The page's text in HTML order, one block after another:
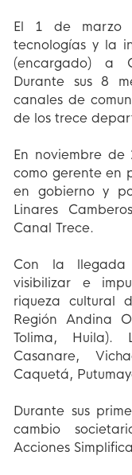
El 1 de marzo
tecnologías y la
(encargado) a
Durante sus 8
canales de
de los trece
En noviembre
como gerente en
en gobierno y
Linares
Canal Trece.
Con la llegada
visibilizar e
riqueza cultural
Región Andina
Tolima, Huila).
Casanare,
Caquetá,
Durante sus
cambio
Acciones